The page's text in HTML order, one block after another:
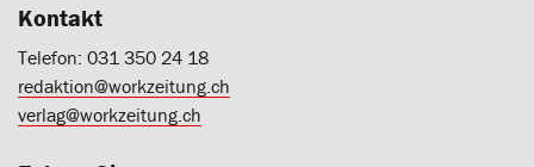
Kontakt
Telefon: 031 350 24 18
redaktion@workzeitung.ch
verlag@workzeitung.ch